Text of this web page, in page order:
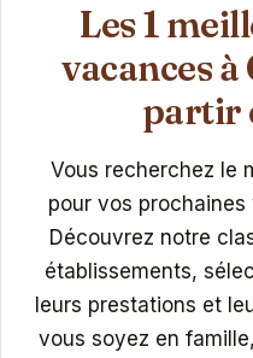
Les 1
vacances
partir
Vous recherchez le
pour vos
Découvrez notre
établissements,
leurs prestations et
vous soyez en